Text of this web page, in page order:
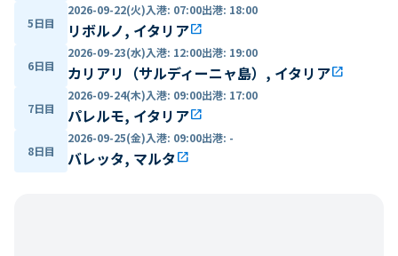
5日目
2026-09-22(火)入港: 07:00出港: 18:00
リボルノ, イタリアopen_in_new
6日目
2026-09-23(水)入港: 12:00出港: 19:00
カリアリ（サルディーニャ島）, イタリアopen_in_new
7日目
2026-09-24(木)入港: 09:00出港: 17:00
パレルモ, イタリアopen_in_new
8日目
2026-09-25(金)入港: 09:00出港: -
バレッタ, マルタopen_in_new